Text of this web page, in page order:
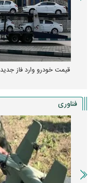
قیمت خودرو وارد فاز
فناوری